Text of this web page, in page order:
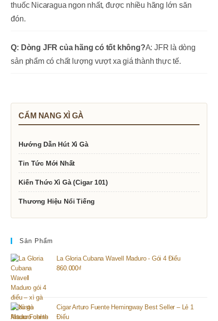
thuốc Nicaragua ngon nhất, được nhiều hãng lớn săn
đón.
Q: Dòng JFR của hãng có tốt không?A: JFR là dòng
sản phẩm có chất lượng vượt xa giá thành thực tế.
CẨM NANG XÌ GÀ
Hướng Dẫn Hút Xì Gà
Tin Tức Mới Nhất
Kiến Thức Xì Gà (Cigar 101)
Thương Hiệu Nổi Tiếng
Sản Phẩm
La Gloria Cubana Wavell Maduro - Gói 4 Điếu
860.000₫
Cigar Arturo Fuente Hemingway Best Seller – Lẻ 1
Điếu